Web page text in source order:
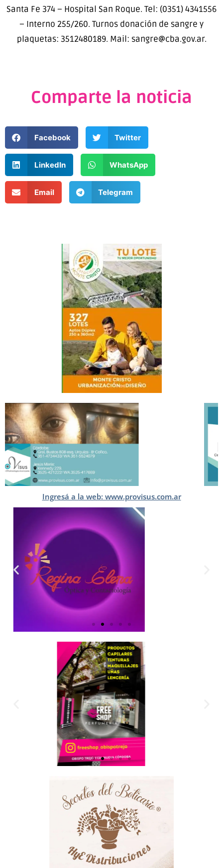
Santa Fe 374 – Hospital San Roque. Tel: (0351) 4341556
– Interno 255/260. Turnos donación de sangre y
plaquetas: 3512480189. Mail: sangre@cba.gov.ar.
Comparte la noticia
Facebook Twitter
LinkedIn WhatsApp
Email Telegram
Ingresá a la web: www.provisus.com.ar